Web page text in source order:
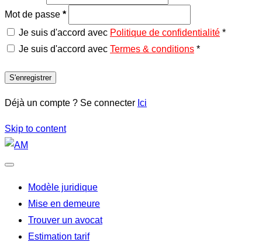
Mot de passe *
Je suis d'accord avec Politique de confidentialité *
Je suis d'accord avec Termes & conditions *
S'enregistrer
Déjà un compte ? Se connecter Ici
Skip to content
Modèle juridique
Mise en demeure
Trouver un avocat
Estimation tarif